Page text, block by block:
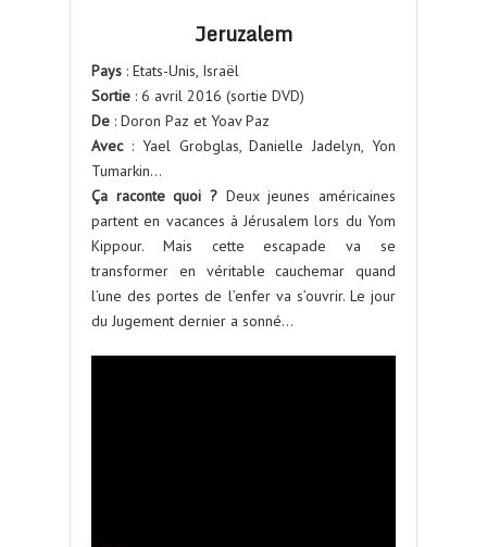
Jeruzalem
Pays : Etats-Unis, Israël
Sortie : 6 avril 2016 (sortie DVD)
De : Doron Paz et Yoav Paz
Avec: Yael Grobglas, Danielle Jadelyn, Yon
Tumarkin…
Ça raconte quoi ? Deux jeunes américaines
partent en vacances à Jérusalem lors du Yom
Kippour. Mais cette escapade va se
transformer en véritable cauchemar quand
l’une des portes de l’enfer va s’ouvrir. Le jour
du Jugement dernier a sonné…